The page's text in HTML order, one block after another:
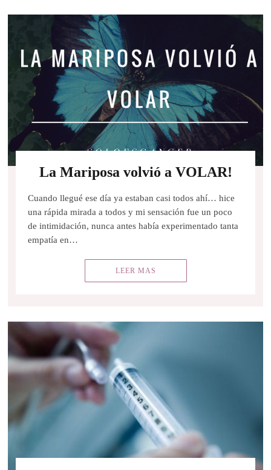
La Mariposa volvió a VOLAR!
Cuando llegué ese día ya estaban casi todos ahí… hice
una rápida mirada a todos y mi sensación fue un poco
de intimidación, nunca antes había experimentado tanta
empatía en…
LEER MAS